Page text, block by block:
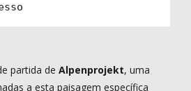
partida de Alpenprojekt, uma
a esta paisagem específica